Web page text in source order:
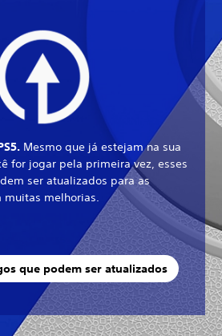
Mesmo que já estejam na sua
for jogar pela primeira vez, esses
ser atualizados para as
muitas melhorias.
que podem ser atualizados